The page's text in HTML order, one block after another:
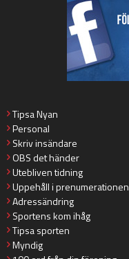
Tipsa Nyan
Personal
Skriv insändare
OBS det händer
Utebliven tidning
Uppehåll i prenumerationen
Adressändring
Sportens kom ihåg
Tipsa sporten
Myndig